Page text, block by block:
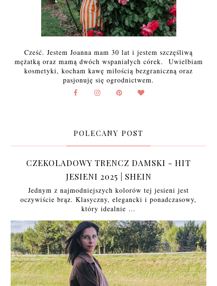
Cześć. Jestem Joanna mam 30 lat i jestem szczęśliwą
mężatką oraz mamą dwóch wspaniałych córek. Uwielbiam
kosmetyki, kocham kawę miłością bezgraniczną oraz
pasjonuję się ogrodnictwem.
POLECANY POST
CZEKOLADOWY TRENCZ DAMSKI - HIT
JESIENI 2025 | SHEIN
Jednym z najmodniejszych kolorów tej jesieni jest
oczywiście brąz. Klasyczny, elegancki i ponadczasowy,
który idealnie …